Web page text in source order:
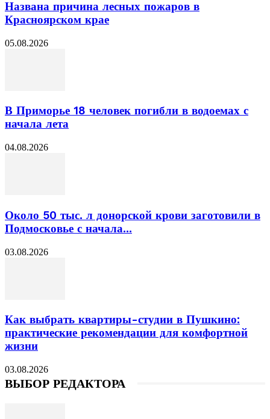
Названа причина лесных пожаров в
Красноярском крае
05.08.2026
В Приморье 18 человек погибли в водоемах с
начала лета
04.08.2026
Около 50 тыс. л донорской крови заготовили в
Подмосковье с начала...
03.08.2026
Как выбрать квартиры-студии в Пушкино:
практические рекомендации для комфортной
жизни
03.08.2026
ВЫБОР РЕДАКТОРА